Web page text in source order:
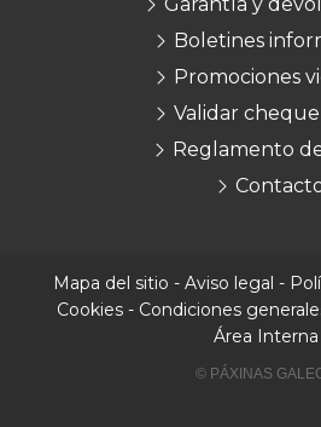
Boletines
Promociones
Validar
Reglamento
Mapa del sitio - Aviso legal -
Cookies- Condiciones
Área Interna
© PÁXINAS